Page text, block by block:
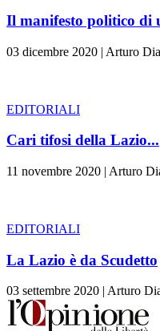
Il manifesto politico di
03 dicembre 2020 | Arturo
EDITORIALI
Cari tifosi della Lazio...
11 novembre 2020 | Arturo
EDITORIALI
La Lazio è da Scudetto
03 settembre 2020 | Arturo